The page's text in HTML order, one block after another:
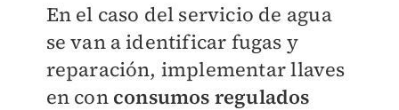
En el caso del servicio de agua
se van a identificar fugas y
reparación, implementar llaves
en con consumos regulados